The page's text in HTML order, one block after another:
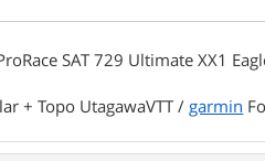
SAT 729 Ultimate XX1
+ Topo UtagawaVTT / garmin